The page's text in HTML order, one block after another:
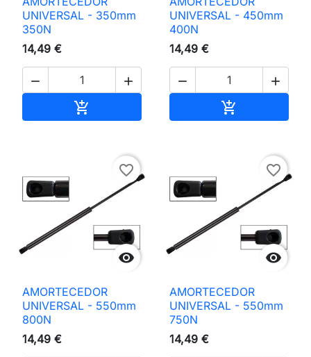
UNIVERSAL - 350mm
350N
14,49 €
 

UNIVERSAL - 450mm
400N
14,49 €
 


favorite_border
AMORTECEDOR
UNIVERSAL - 550mm
800N
14,49 €

favorite_border
AMORTECEDOR
UNIVERSAL - 550mm
750N
14,49 €